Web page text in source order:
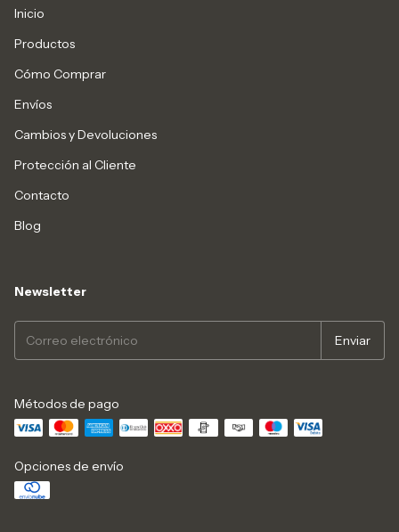
Inicio
Productos
Cómo Comprar
Envíos
Cambios y Devoluciones
Protección al Cliente
Contacto
Blog
Newsletter
Métodos de pago
Opciones de envío